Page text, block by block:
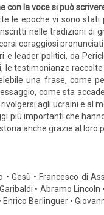
con la voce si può
le epoche vi sono stati
nelle tradizioni di
coraggiosi
leader politici, da
le testimonianze
una frase, come
come sta
agli ucraini e
più importanti che
anche grazie al
Gesù • Francesco di
• Abramo
Enrico Berlinguer •